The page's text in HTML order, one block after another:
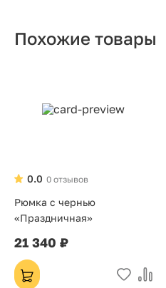
Похожие товары
0 отзывов
0.0
Рюмка с чернью
«Праздничная»
21 340 ₽